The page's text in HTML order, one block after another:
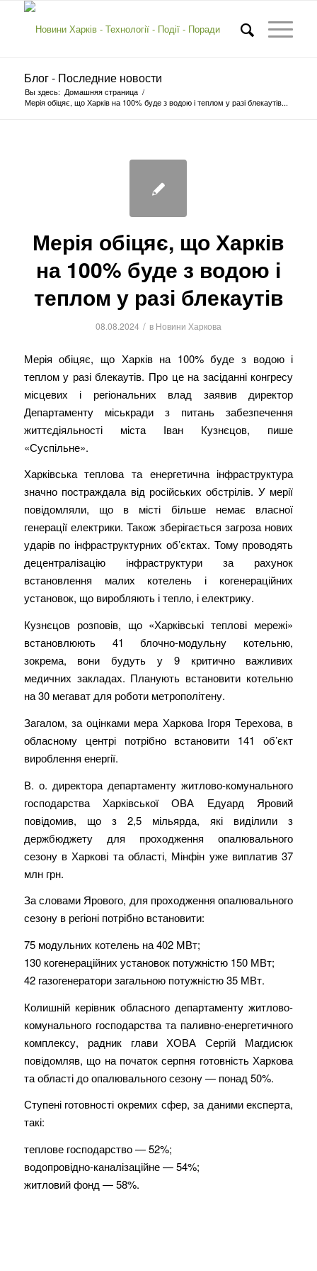
Блог - Последние новости
Вы здесь: Домашняя страница /
Мерія обіцяє, що Харків на 100% буде з водою і теплом у разі блекаутів...
Мерія обіцяє, що Харків
на 100% буде з водою і
теплом у разі блекаутів
08.08.2024 / в Новини Харкова
Мерія обіцяє, що Харків на 100% буде з водою і
теплом у разі блекаутів. Про це на засіданні конгресу
місцевих і регіональних влад заявив директор
Департаменту міськради з питань забезпечення
життєдіяльності міста Іван Кузнєцов, пише
«Суспільне».
Харківська теплова та енергетична інфраструктура
значно постраждала від російських обстрілів. У мерії
повідомляли, що в місті більше немає власної
генерації електрики. Також зберігається загроза нових
ударів по інфраструктурних об’єктах. Тому проводять
децентралізацію інфраструктури за рахунок
встановлення малих котелень і когенераційних
установок, що виробляють і тепло, і електрику.
Кузнєцов розповів, що «Харківські теплові мережі»
встановлюють 41 блочно-модульну котельню,
зокрема, вони будуть у 9 критично важливих
медичних закладах. Планують встановити котельню
на 30 мегават для роботи метрополітену.
Загалом, за оцінками мера Харкова Ігоря Терехова, в
обласному центрі потрібно встановити 141 об’єкт
вироблення енергії.
В. о. директора департаменту житлово-комунального
господарства Харківської ОВА Едуард Яровий
повідомив, що з 2,5 мільярда, які виділили з
держбюджету для проходження опалювального
сезону в Харкові та області, Мінфін уже виплатив 37
млн грн.
За словами Ярового, для проходження опалювального
сезону в регіоні потрібно встановити:
75 модульних котелень на 402 МВт;
130 когенераційних установок потужністю 150 МВт;
42 газогенератори загальною потужністю 35 МВт.
Колишній керівник обласного департаменту житлово-
комунального господарства та паливно-енергетичного
комплексу, радник глави ХОВА Сергій Магдисюк
повідомляв, що на початок серпня готовність Харкова
та області до опалювального сезону — понад 50%.
Ступені готовності окремих сфер, за даними експерта,
такі:
теплове господарство — 52%;
водопровідно-каналізаційне — 54%;
житловий фонд — 58%.